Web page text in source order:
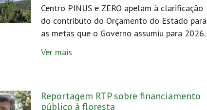
Centro PINUS e ZERO apelam à clarificação
do contributo do Orçamento do Estado para
as metas que o Governo assumiu para 2026.
Ver mais
Reportagem RTP sobre financiamento
público à floresta